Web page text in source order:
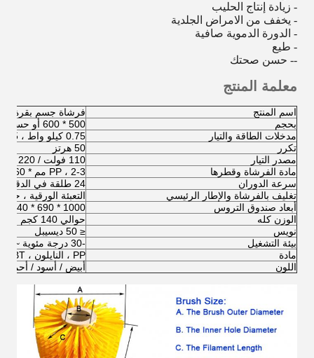
- زيادة إنتاج الحليب
- يخفف من الامراض الجلدية
- الدورة الدموية صافية
- طيع
-- حسن صحتك
معلمة المنتج
اسم المنتج
فرشاة جسم بقرة
بحجم
500 * 600 أو حسب الطلب
مدخلات الطاقة والتيار
0.75 كيلو واط ، 5.5 أمبير
تكرر
50 هرتز
مصدر التيار
110 فولت / 220 فولت / 240 فولت
مادة الفرشاة وقطرها
PP ، 2-3 مم * 160 مم
سرعة الدوران
24 طلقة في الدقيقة
تغليف بالفرشاة والإطار الرئيسي
التعبئة الورقية ،
أبعاد صندوق التروس
1000 * 690 * 540 ملم
الوزن كله
حوالي 140 كجم
نويس
≤ 50 ديسيبل
بيئة التشغيل
-30 درجة مئوية ~ 40 درجة مئوية 0 ~ 80٪ رطوبة نسبية
مادة
PP ، النايلون ، PE ، PBT إلخ
اللون
أبيض / أسود / أحمر /